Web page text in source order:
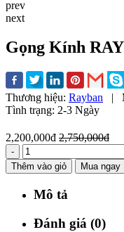
prev
next
Gọng Kính
Thương hiệu: Rayban |
Tình trạng: 2-3 Ngày
2,200,000đ 2,750,000đ
-
Thêm vào giỏ
Mua ngay
Mô tả
Đánh giá (0)